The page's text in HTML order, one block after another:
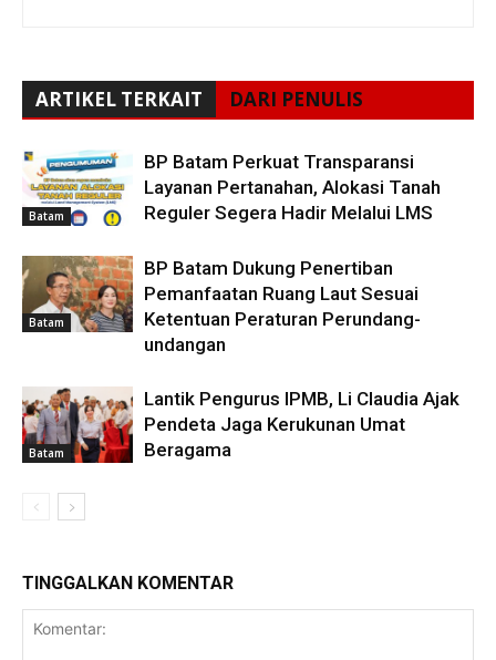
ARTIKEL TERKAIT DARI PENULIS
Batam
BP Batam Perkuat Transparansi
Layanan Pertanahan, Alokasi Tanah
Reguler Segera Hadir Melalui LMS
Batam
BP Batam Dukung Penertiban
Pemanfaatan Ruang Laut Sesuai
Ketentuan Peraturan Perundang-
undangan
Batam
Lantik Pengurus IPMB, Li Claudia Ajak
Pendeta Jaga Kerukunan Umat
Beragama
TINGGALKAN KOMENTAR